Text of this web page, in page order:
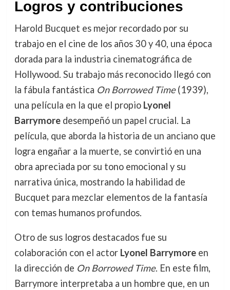
Logros y contribuciones
Harold Bucquet es mejor recordado por su
trabajo en el cine de los años 30 y 40, una época
dorada para la industria cinematográfica de
Hollywood. Su trabajo más reconocido llegó con
la fábula fantástica On Borrowed Time(1939),
una película en la que el propio Lyonel
Barrymoredesempeñó un papel crucial. La
película, que aborda la historia de un anciano que
logra engañar a la muerte, se convirtió en una
obra apreciada por su tono emocional y su
narrativa única, mostrando la habilidad de
Bucquet para mezclar elementos de la fantasía
con temas humanos profundos.
Otro de sus logros destacados fue su
colaboración con el actor Lyonel Barrymoreen
la dirección de On Borrowed Time. En este film,
Barrymore interpretaba a un hombre que, en un